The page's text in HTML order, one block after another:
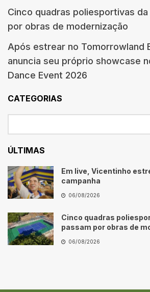
Cinco quadras poliesportivas
por obras de modernização
Após estrear no Tomorrowland
anuncia seu próprio showcase
Dance Event 2026
CATEGORIAS
ÚLTIMAS
Em live, Vicentinho
campanha
06/08/2026
Cinco quadras
passam por obras de
06/08/2026